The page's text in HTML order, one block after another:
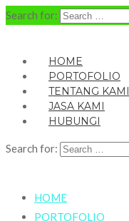
Search for:
HOME
PORTOFOLIO
TENTANG KAMI
JASA KAMI
HUBUNGI
Search for:
HOME
PORTOFOLIO